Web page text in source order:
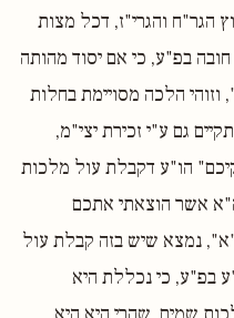
הגר"ח והגרי"ז, דכל מצות
בפ"ע, כי אם יסוד מהותה
הלכה מסויימת בחלות
גם ע"י זכירת יצי"מ,
הו"ע דקבלת עול מלכות
ה"א אשר הוצאתי אתכם
נמצא שיש בזה קבלת עול
בפ"ע, כי נכללת היא